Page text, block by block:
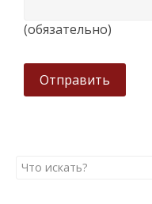
(обязательно)
Отправить